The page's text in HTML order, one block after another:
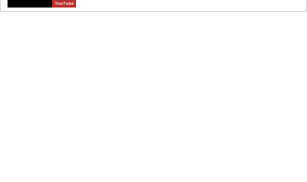
YouTube